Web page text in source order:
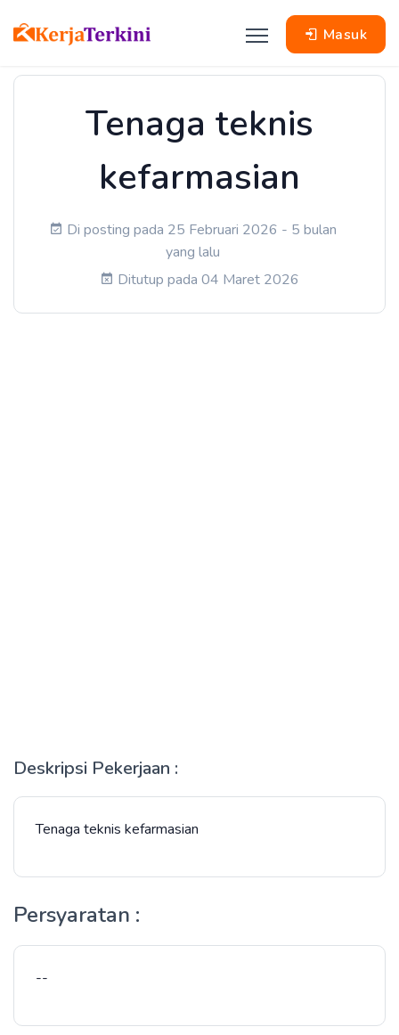
Masuk
Tenaga teknis
kefarmasian
Di posting pada 25 Februari 2026 - 5 bulan
yang lalu
Ditutup pada 04 Maret 2026
Deskripsi Pekerjaan :
Tenaga teknis kefarmasian
Persyaratan :
--